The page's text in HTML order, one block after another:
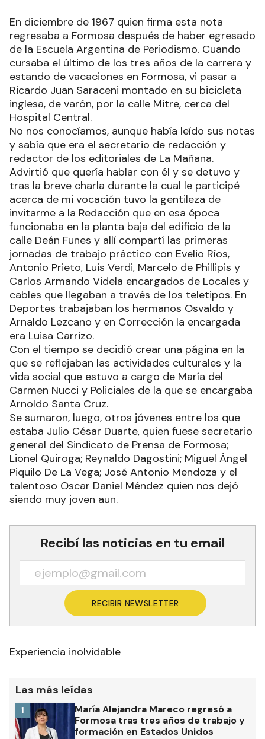
En diciembre de 1967 quien firma esta nota
regresaba a Formosa después de haber egresado
de la Escuela Argentina de Periodismo. Cuando
cursaba el último de los tres años de la carrera y
estando de vacaciones en Formosa, vi pasar a
Ricardo Juan Saraceni montado en su bicicleta
inglesa, de varón, por la calle Mitre, cerca del
Hospital Central.
No nos conocíamos, aunque había leído sus notas
y sabía que era el secretario de redacción y
redactor de los editoriales de La Mañana.
Advirtió que quería hablar con él y se detuvo y
tras la breve charla durante la cual le participé
acerca de mi vocación tuvo la gentileza de
invitarme a la Redacción que en esa época
funcionaba en la planta baja del edificio de la
calle Deán Funes y allí compartí las primeras
jornadas de trabajo práctico con Evelio Ríos,
Antonio Prieto, Luis Verdi, Marcelo de Phillipis y
Carlos Armando Videla encargados de Locales y
cables que llegaban a través de los teletipos. En
Deportes trabajaban los hermanos Osvaldo y
Arnaldo Lezcano y en Corrección la encargada
era Luisa Carrizo.
Con el tiempo se decidió crear una página en la
que se reflejaban las actividades culturales y la
vida social que estuvo a cargo de María del
Carmen Nucci y Policiales de la que se encargaba
Arnoldo Santa Cruz.
Se sumaron, luego, otros jóvenes entre los que
estaba Julio César Duarte, quien fuese secretario
general del Sindicato de Prensa de Formosa;
Lionel Quiroga; Reynaldo Dagostini; Miguel Ángel
Piquilo De La Vega; José Antonio Mendoza y el
talentoso Oscar Daniel Méndez quien nos dejó
siendo muy joven aun.
Recibí las noticias en tu email
RECIBIR NEWSLETTER
Experiencia inolvidable
Las más leídas
María Alejandra Mareco regresó a
Formosa tras tres años de trabajo y
formación en Estados Unidos
1